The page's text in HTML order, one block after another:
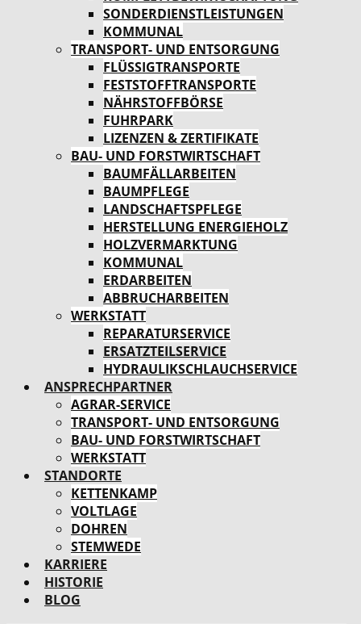
SONDERDIENSTLEISTUNGEN
KOMMUNAL
TRANSPORT- UND ENTSORGUNG
FLÜSSIGTRANSPORTE
FESTSTOFFTRANSPORTE
NÄHRSTOFFBÖRSE
FUHRPARK
LIZENZEN & ZERTIFIKATE
BAU- UND FORSTWIRTSCHAFT
BAUMFÄLLARBEITEN
BAUMPFLEGE
LANDSCHAFTSPFLEGE
HERSTELLUNG ENERGIEHOLZ
HOLZVERMARKTUNG
KOMMUNAL
ERDARBEITEN
ABBRUCHARBEITEN
WERKSTATT
REPARATURSERVICE
ERSATZTEILSERVICE
HYDRAULIKSCHLAUCHSERVICE
ANSPRECHPARTNER
AGRAR-SERVICE
TRANSPORT- UND ENTSORGUNG
BAU- UND FORSTWIRTSCHAFT
WERKSTATT
STANDORTE
KETTENKAMP
VOLTLAGE
DOHREN
STEMWEDE
KARRIERE
HISTORIE
BLOG